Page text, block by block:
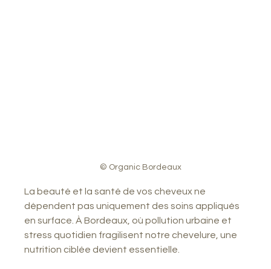
© Organic Bordeaux
La beauté et la santé de vos cheveux ne
dépendent pas uniquement des soins appliqués
en surface. À Bordeaux, où pollution urbaine et
stress quotidien fragilisent notre chevelure, une
nutrition ciblée devient essentielle.